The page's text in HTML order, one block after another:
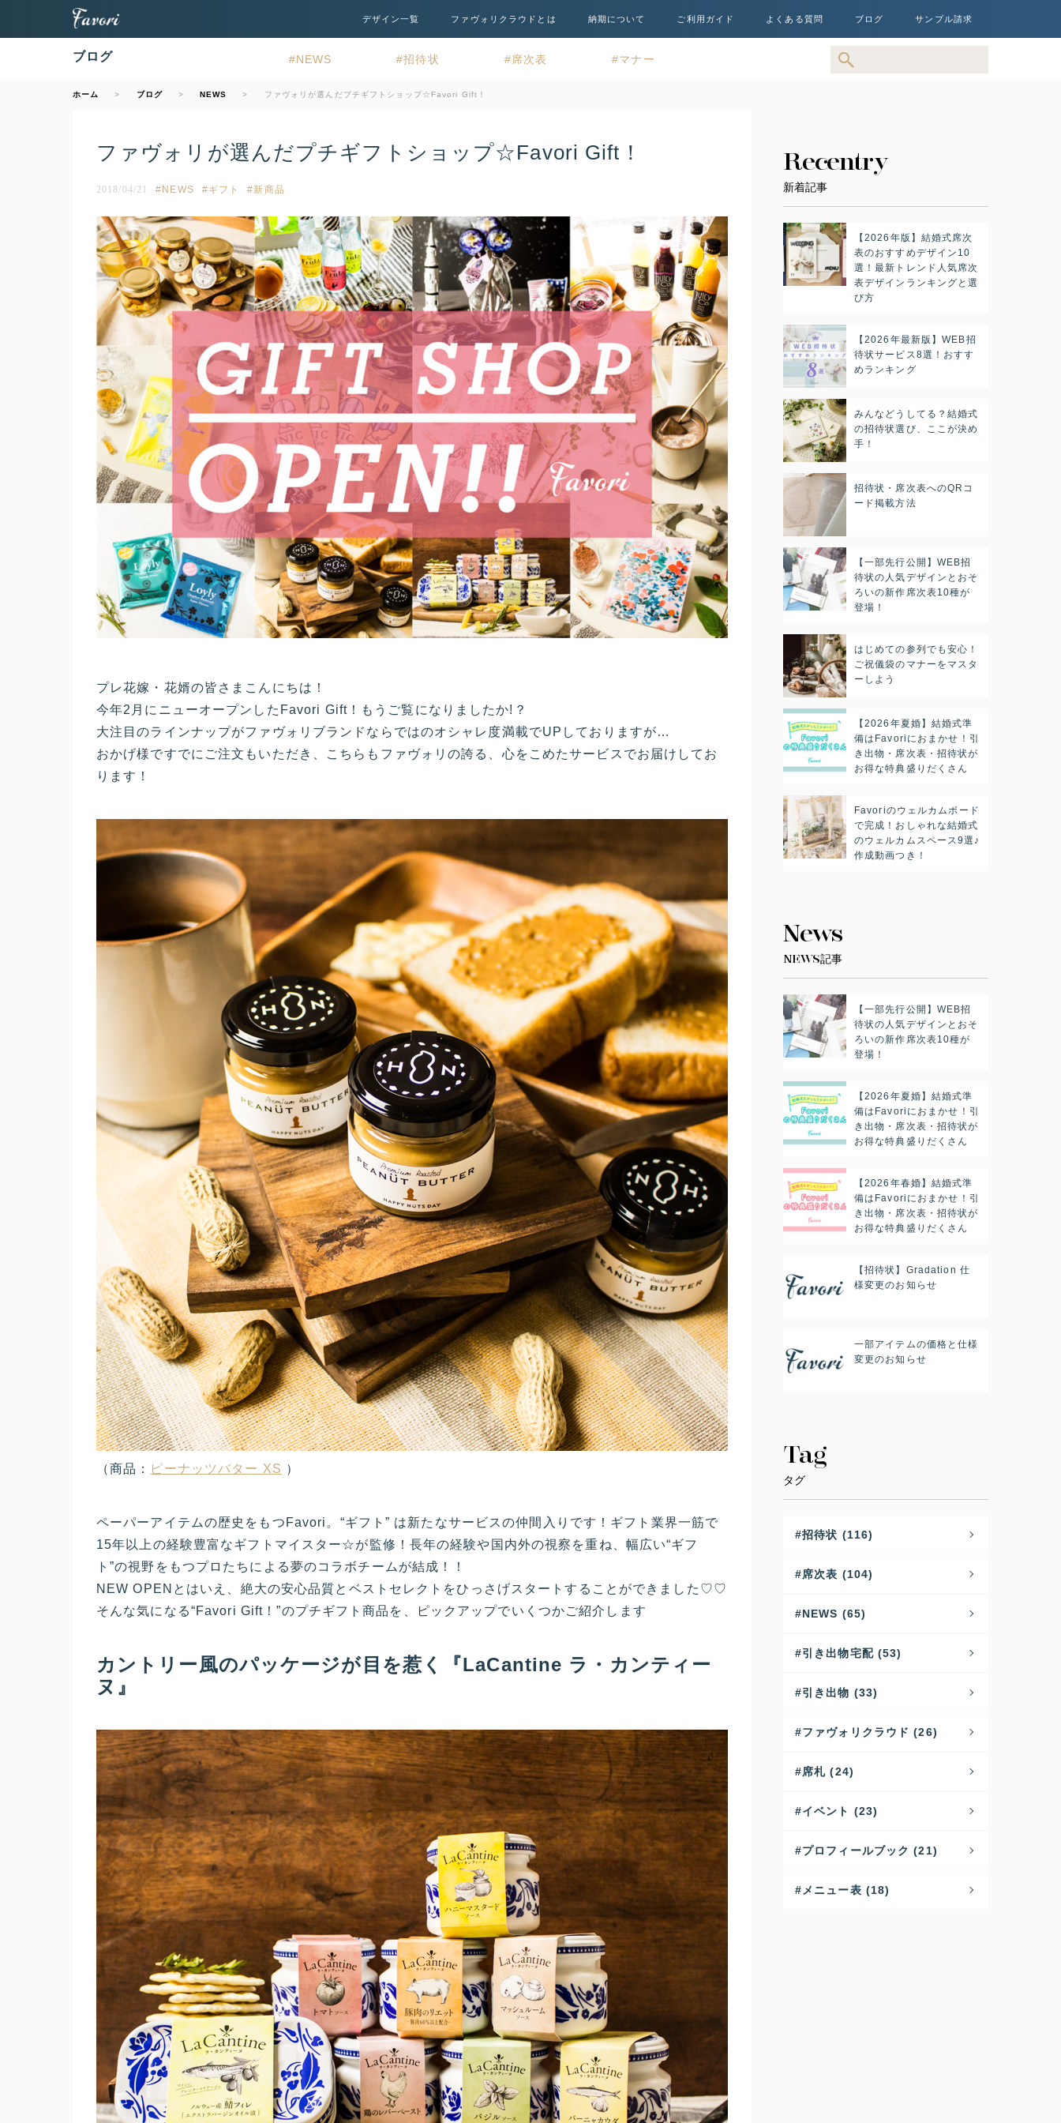
デザイン一覧 ファヴォリクラウドとは 納期について ご利用ガイド よくある質問 ブログ サンプル請求
ブログ NEWS 招待状 席次表 マナー
ホーム ブログ NEWS ファヴォリが選んだプチギフトショップ☆Favori Gift！
ファヴォリが選んだプチギフトショップ☆Favori Gift！
2018/04/21 NEWS ギフト 新商品
プレ花嫁・花婿の皆さまこんにちは！
今年2月にニューオープンしたFavori Gift！もうご覧になりましたか!？
大注目のラインナップがファヴォリブランドならではのオシャレ度満載でUPしておりますが…
おかげ様ですでにご注文もいただき、こちらもファヴォリの誇る、心をこめたサービスでお届けしてお
ります！
（商品： ピーナッツバター XS ）
ペーパーアイテムの歴史をもつFavori。“ギフト” は新たなサービスの仲間入りです！ギフト業界一筋で
15年以上の経験豊富なギフトマイスター☆が監修！長年の経験や国内外の視察を重ね、幅広い“ギフ
ト”の視野をもつプロたちによる夢のコラボチームが結成！！
NEW OPENとはいえ、絶大の安心品質とベストセレクトをひっさげスタートすることができました♡♡
そんな気になる“Favori Gift！”のプチギフト商品を、ピックアップでいくつかご紹介します
カントリー風のパッケージが目を惹く『LaCantine ラ・カンティー
ヌ』
Recentry
新着記事
【2026年版】結婚式席次
表のおすすめデザイン10
選！最新トレンド人気席次
表デザインランキングと選
び方
【2026年最新版】WEB招
待状サービス8選！おすす
めランキング
みんなどうしてる？結婚式
の招待状選び、ここが決め
手！
招待状・席次表へのQRコ
ード掲載方法
【一部先行公開】WEB招
待状の人気デザインとおそ
ろいの新作席次表10種が
登場！
はじめての参列でも安心！
ご祝儀袋のマナーをマスタ
ーしよう
【2026年夏婚】結婚式準
備はFavoriにおまかせ！引
き出物・席次表・招待状が
お得な特典盛りだくさん
Favoriのウェルカムボード
で完成！おしゃれな結婚式
のウェルカムスペース9選♪
作成動画つき！
News
NEWS記事
【一部先行公開】WEB招
待状の人気デザインとおそ
ろいの新作席次表10種が
登場！
【2026年夏婚】結婚式準
備はFavoriにおまかせ！引
き出物・席次表・招待状が
お得な特典盛りだくさん
【2026年春婚】結婚式準
備はFavoriにおまかせ！引
き出物・席次表・招待状が
お得な特典盛りだくさん
【招待状】Gradation 仕
様変更のお知らせ
一部アイテムの価格と仕様
変更のお知らせ
Tag
タグ
招待状 (116)
席次表 (104)
NEWS (65)
引き出物宅配 (53)
引き出物 (33)
ファヴォリクラウド (26)
席札 (24)
イベント (23)
プロフィールブック (21)
メニュー表 (18)